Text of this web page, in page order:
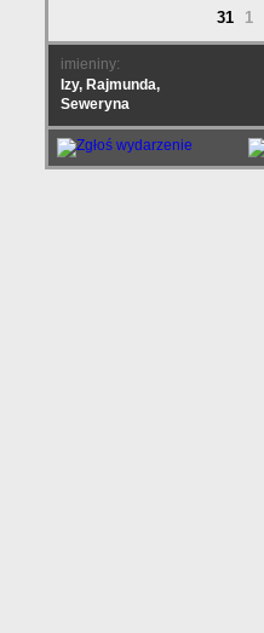
31
1
imieniny:
Izy, Rajmunda,
Seweryna